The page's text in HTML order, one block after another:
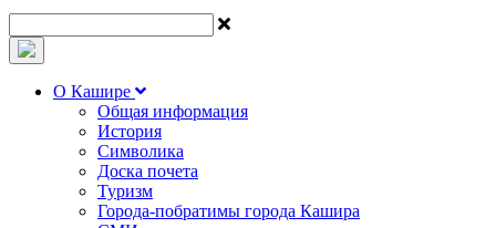
О Кашире
Общая информация
История
Символика
Доска почета
Туризм
Города-побратимы города Кашира